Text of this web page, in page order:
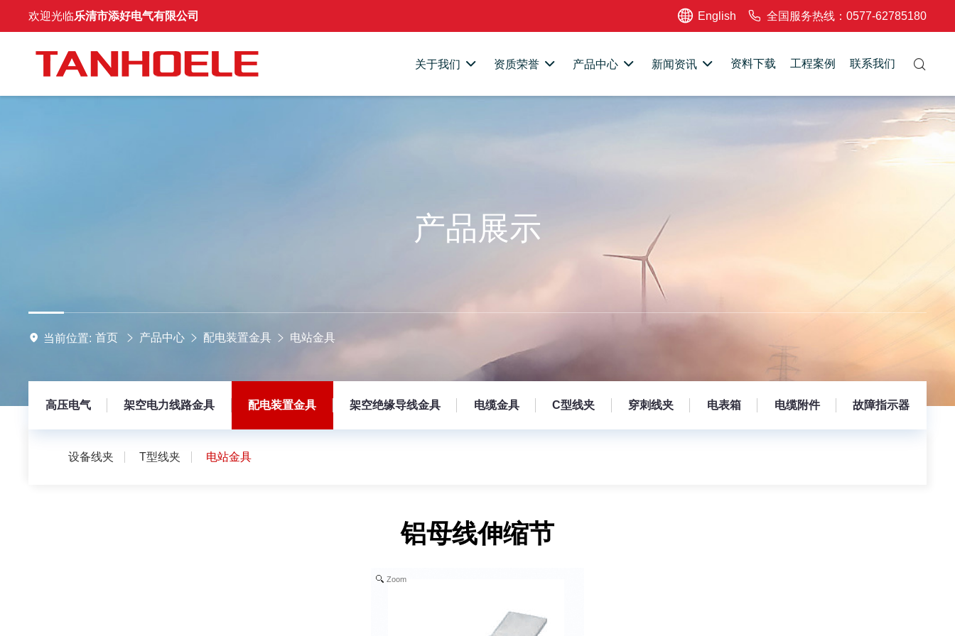
欢迎光临乐清市添好电气有限公司 English 全国服务热线：0577-62785180
关于我们 资质荣誉 产品中心 新闻资讯 资料下载 工程案例 联系我们
产品展示
当前位置: 首页 产品中心 配电装置金具 电站金具
高压电气 架空电力线路金具 配电装置金具 架空绝缘导线金具 电缆金具 C型线夹 穿刺线夹 电表箱 电缆附件 故障指示器
设备线夹 T型线夹 电站金具
铝母线伸缩节
Zoom